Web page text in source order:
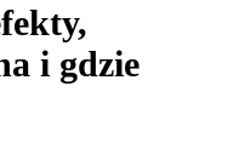
i gdzie